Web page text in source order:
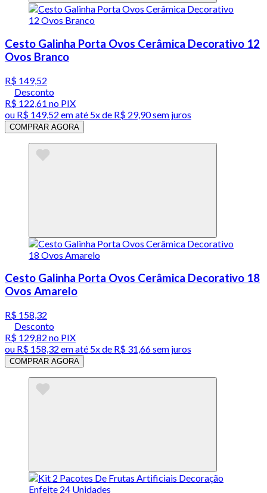
Cesto Galinha Porta Ovos Cerâmica Decorativo 12
Ovos Branco
R$ 149,52
Desconto
R$ 122,61 no PIX
ou R$ 149,52 em até 5x de R$ 29,90 sem juros
COMPRAR AGORA
Cesto Galinha Porta Ovos Cerâmica Decorativo 18
Ovos Amarelo
R$ 158,32
Desconto
R$ 129,82 no PIX
ou R$ 158,32 em até 5x de R$ 31,66 sem juros
COMPRAR AGORA